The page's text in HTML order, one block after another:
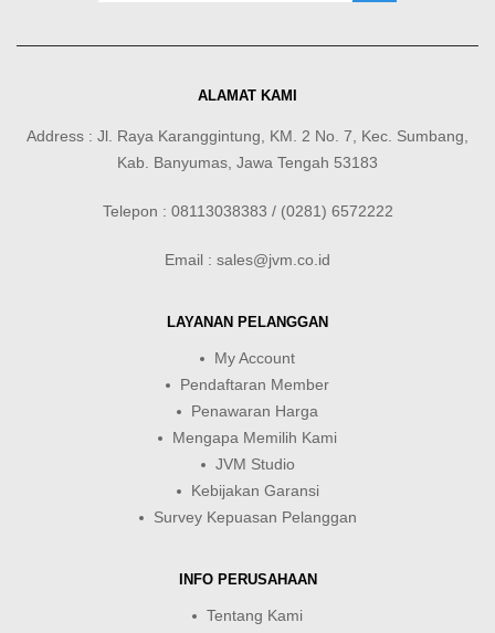
ALAMAT KAMI
Address : Jl. Raya Karanggintung, KM. 2 No. 7, Kec. Sumbang,
Kab. Banyumas, Jawa Tengah 53183
Telepon : 08113038383 / (0281) 6572222
Email : sales@jvm.co.id
LAYANAN PELANGGAN
My Account
Pendaftaran Member
Penawaran Harga
Mengapa Memilih Kami
JVM Studio
Kebijakan Garansi
Survey Kepuasan Pelanggan
INFO PERUSAHAAN
Tentang Kami